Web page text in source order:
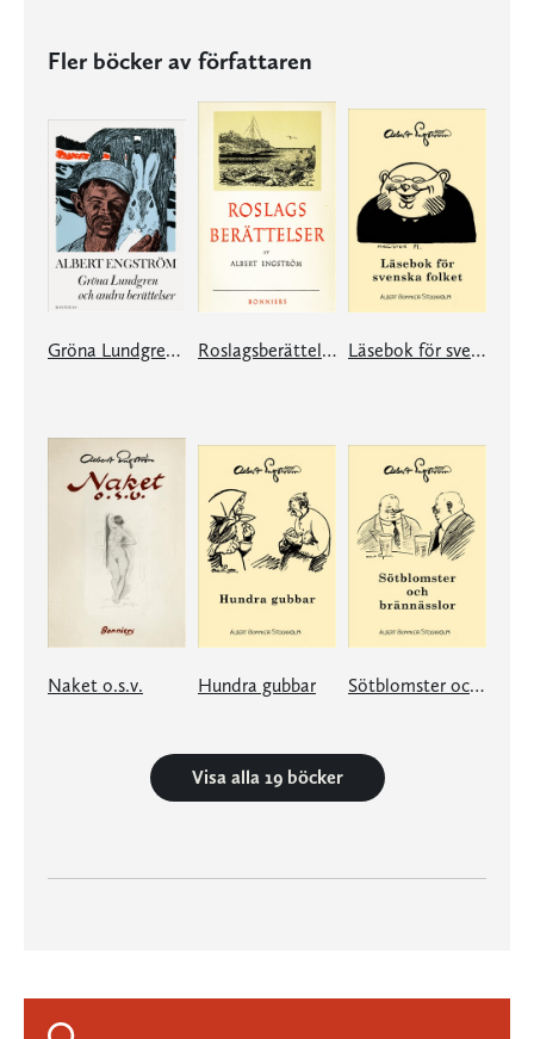
Fler böcker av författaren
Gröna Lundgren och andra berättelser Roslagsberättelser Läsebok för svenska folket
Naket o.s.v. Hundra gubbar Sötblomster och brännässlor
Visa alla 19 böcker